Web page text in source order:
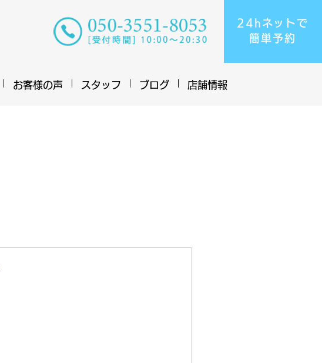
24hネットで
​簡単予約
お客様の声 スタッフ ブログ 店舗情報